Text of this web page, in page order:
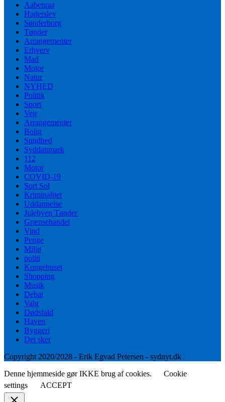
Aabenraa
Haderslev
Sønderborg
Tønder
Arrangementer
Erhverv
Mad
Motor
Natur
NYHED
Politik
Sport
Vejr
Arrangementer
Bolig
Sundhed
Syddanmark
112
Motor
COVID-19
Sort Sol
Kriminalitet
Uddannelse
Julebyen Tønder
Grænsehandel
Vind
Penge
Miljø
politi
Kongehuset
Shopping
Musik
Debat
Valg
Dødsfald
Haven
Byggeri
Det sker
Copyright 2020/2028 - Erik Egvad Petersen - sydnyt.dk
Denne hjemmeside gør IKKE brug af cookies.
Cookie
settings
ACCEPT